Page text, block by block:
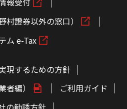
村證券以外の窓口）
ム e-Tax
現するための方針
編）
ご利用ガイド